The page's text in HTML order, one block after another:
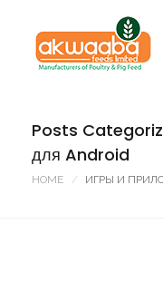
Posts
для Android
HOME ИГРЫ И